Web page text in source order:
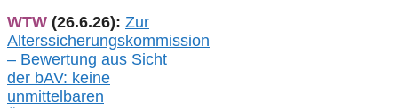
WTW (26.6.26): Zur
Alterssicherungskommission
– Bewertung aus Sicht
der bAV: keine
unmittelbaren